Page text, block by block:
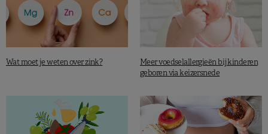
Wat moet je weten over zink?
Meer voedselallergieën bij kinderen
geboren via keizersnede